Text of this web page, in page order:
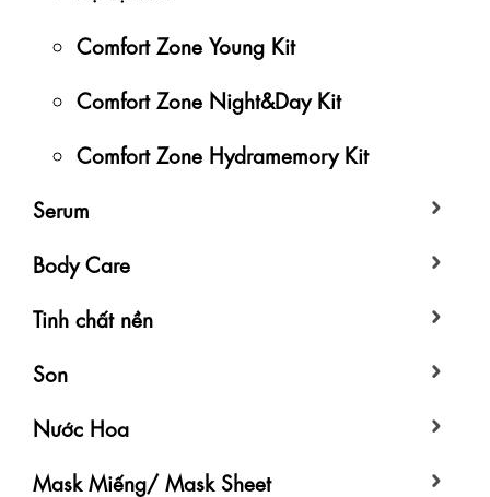
Comfort Zone Young Kit
Comfort Zone Night&Day Kit
Comfort Zone Hydramemory Kit
Serum
Body Care
Tinh chất nền
Son
Nước Hoa
Mask Miếng/ Mask Sheet